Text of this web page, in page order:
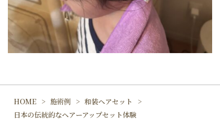
HOME 施術例
和装ヘアセット
日本の伝統的なヘアーアップセット体験